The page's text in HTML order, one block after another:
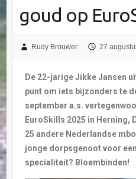
goud op
Rudy Brouwer 27
De 22-jarige Jikke Jansen
punt om iets bijzonders te
september a.s.
EuroSkills 2025 in Herning,
25 andere Nederlandse
jonge dorpsgenoot voor
specialiteit? Bloembinden!